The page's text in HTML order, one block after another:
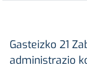
Gasteizko 21
administrazio